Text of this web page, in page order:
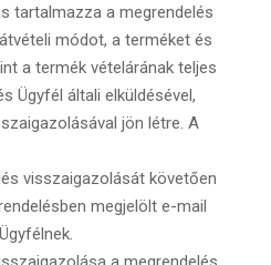
tartalmazza a megrendelés
módot, a terméket és
a termék vételárának teljes
Ügyfél általi elküldésével,
jön létre. A
visszaigazolását követően
megjelölt e-mail